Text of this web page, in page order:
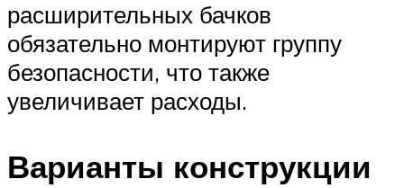
расширительных бачков
обязательно монтируют группу
безопасности, что также
увеличивает расходы.
Варианты конструкции